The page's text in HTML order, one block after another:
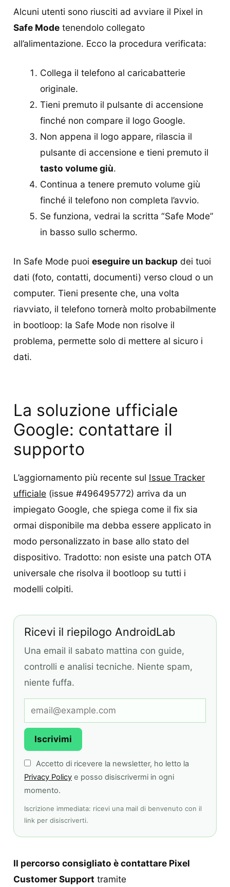
Alcuni utenti sono riusciti ad avviare il Pixel in
Safe Mode tenendolo collegato
all’alimentazione. Ecco la procedura verificata:
Collega il telefono al caricabatterie
originale.
Tieni premuto il pulsante di accensione
finché non compare il logo Google.
Non appena il logo appare, rilascia il
pulsante di accensione e tieni premuto il
tasto volume giù.
Continua a tenere premuto volume giù
finché il telefono non completa l’avvio.
Se funziona, vedrai la scritta “Safe Mode”
in basso sullo schermo.
In Safe Mode puoi eseguire un backup dei tuoi
dati (foto, contatti, documenti) verso cloud o un
computer. Tieni presente che, una volta
riavviato, il telefono tornerà molto probabilmente
in bootloop: la Safe Mode non risolve il
problema, permette solo di mettere al sicuro i
dati.
La soluzione ufficiale
Google: contattare il
supporto
L’aggiornamento più recente sul Issue Tracker
ufficiale (issue #496495772) arriva da un
impiegato Google, che spiega come il fix sia
ormai disponibile ma debba essere applicato in
modo personalizzato in base allo stato del
dispositivo. Tradotto: non esiste una patch OTA
universale che risolva il bootloop su tutti i
modelli colpiti.
Ricevi il riepilogo AndroidLab
Una email il sabato mattina con guide,
controlli e analisi tecniche. Niente spam,
niente fuffa.
Iscrivimi
Accetto di ricevere la newsletter, ho letto la
Privacy Policy e posso disiscrivermi in ogni
momento.
Iscrizione immediata: ricevi una mail di benvenuto con il
link per disiscriverti.
Il percorso consigliato è contattare Pixel
Customer Support tramite